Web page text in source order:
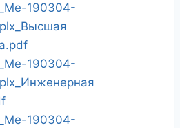
190304-
190304-
190304-